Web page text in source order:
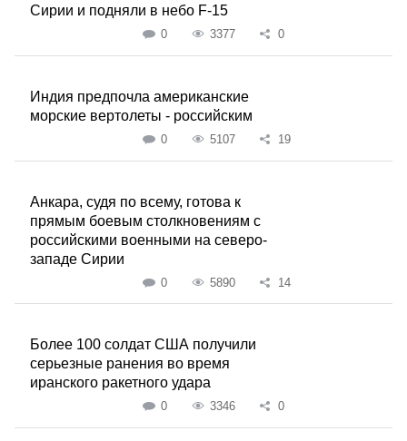
Сирии и подняли в небо F-15
0 3377 0
Индия предпочла американские
морские вертолеты - российским
0 5107 19
Анкара, судя по всему, готова к
прямым боевым столкновениям с
российскими военными на северо-
западе Сирии
0 5890 14
Более 100 солдат США получили
серьезные ранения во время
иранского ракетного удара
0 3346 0